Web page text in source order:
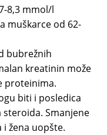
8,3 mmol/l
muškarce od 62-
bubrežnih
kreatinin može
proteinima.
biti i posledica
steroida. Smanjene
žena uopšte.